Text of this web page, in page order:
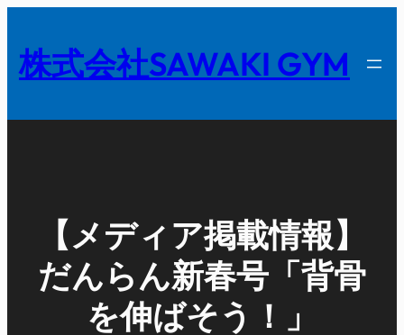
を
キ
株式会社SAWAKI GYM
【メディア掲載情報】
だんらん新春号「背骨
を伸ばそう！」